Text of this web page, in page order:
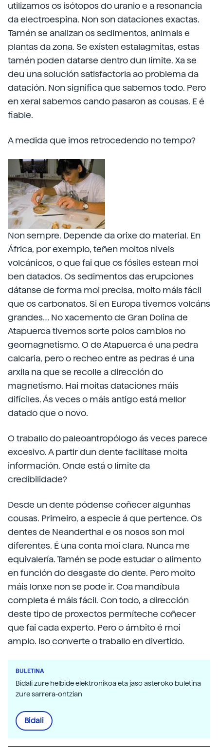
utilizamos os isótopos do uranio e a resonancia
da electroespina. Non son dataciones exactas.
Tamén se analizan os sedimentos, animais e
plantas da zona. Se existen estalagmitas, estas
tamén poden datarse dentro dun límite. Xa se
deu una solución satisfactoria ao problema da
datación. Non significa que sabemos todo. Pero
en xeral sabemos cando pasaron as cousas. E é
fiable.
A medida que imos retrocedendo no tempo?
Non sempre. Depende da orixe do material. En
África, por exemplo, teñen moitos niveis
volcánicos, o que fai que os fósiles estean moi
ben datados. Os sedimentos das erupciones
dátanse de forma moi precisa, moito máis fácil
que os carbonatos. Si en Europa tivemos volcáns
grandes… No xacemento de Gran Dolina de
Atapuerca tivemos sorte polos cambios no
geomagnetismo. O de Atapuerca é una pedra
calcaria, pero o recheo entre as pedras é una
arxila na que se recolle a dirección do
magnetismo. Hai moitas dataciones máis
difíciles. Ás veces o máis antigo está mellor
datado que o novo.
O traballo do paleoantropólogo ás veces parece
excesivo. A partir dun dente facilítase moita
información. Onde está o límite da
credibilidade?
Desde un dente pódense coñecer algunhas
cousas. Primeiro, a especie á que pertence. Os
dentes de Neanderthal e os nosos son moi
diferentes. É una conta moi clara. Nunca me
equivalería. Tamén se pode estudar o alimento
en función do desgaste do dente. Pero moito
máis lonxe non se pode ir. Coa mandíbula
completa é máis fácil. Con todo, a dirección
deste tipo de proxectos permíteche coñecer
que fai cada experto. Pero o ámbito é moi
amplo. Iso converte o traballo en divertido.
BULETINA
Bidali zure helbide elektronikoa eta jaso asteroko buletina
zure sarrera-ontzian
Bidali